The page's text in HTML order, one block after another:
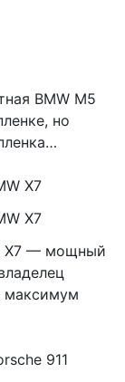
BMW M5
но
X7
X7
X7 — мощный
максимум
911